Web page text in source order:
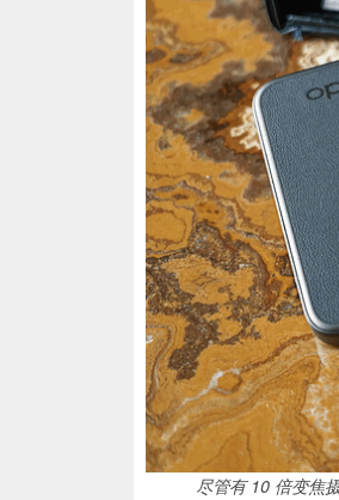
尽管有 10 倍变焦